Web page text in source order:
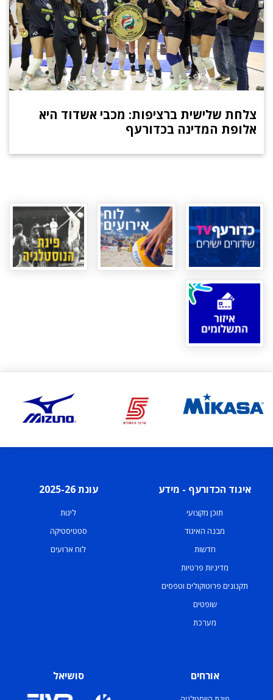
צלחת שלישית ברציפות: מכבי אשדוד היא
אלופת המדינה בכדורעף
איגוד הכדורעף - מידע
תוכן מקצועי
מבנה האיגוד
חדשות
מדיניות פרטיות
תקנונים פרוטוקולים וטפסים
שופטים
מערכת
עונת 2025-26
ליגות
סטטיסטיקה
לוח ארועים
אורחים סושיאל